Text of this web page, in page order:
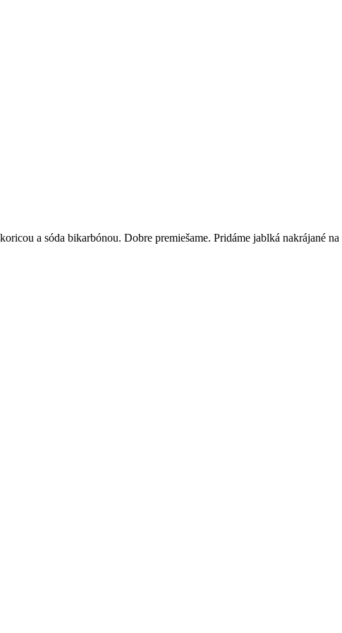
a sóda bikarbónou. Dobre premiešame. Pridáme jablká nakrájané